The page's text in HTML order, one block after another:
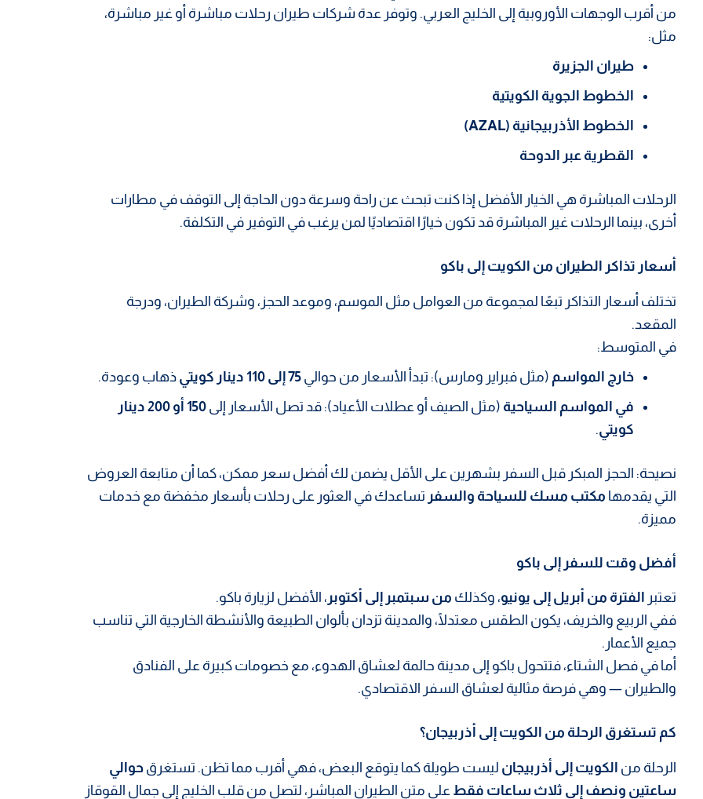
من أقرب الوجهات الأوروبية إلى الخليج العربي. وتوفر عدة شركات طيران رحلات مباشرة أو غير مباشرة،
مثل:
طيران الجزيرة
الخطوط الجوية الكويتية
الخطوط الأذربيجانية (AZAL)
القطرية عبر الدوحة
الرحلات المباشرة هي الخيار الأفضل إذا كنت تبحث عن راحة وسرعة دون الحاجة إلى التوقف في مطارات
أخرى، بينما الرحلات غير المباشرة قد تكون خيارًا اقتصاديًا لمن يرغب في التوفير في التكلفة.
أسعار تذاكر الطيران من الكويت إلى باكو
تختلف أسعار التذاكر تبعًا لمجموعة من العوامل مثل الموسم، وموعد الحجز، وشركة الطيران، ودرجة
المقعد.
في المتوسط:
خارج المواسم (مثل فبراير ومارس): تبدأ الأسعار من حوالي 75 إلى 110 دينار كويتي
ذهاب وعودة.
في المواسم السياحية (مثل الصيف أو عطلات الأعياد): قد تصل الأسعار إلى
150 أو 200 دينار
كويتي.
نصيحة: الحجز المبكر قبل السفر بشهرين على الأقل يضمن لك أفضل سعر ممكن، كما أن متابعة العروض
التي يقدمها مكتب مسك للسياحة والسفر تساعدك في العثور على رحلات بأسعار مخفضة مع خدمات
مميزة.
أفضل وقت للسفر إلى باكو
تعتبر الفترة من أبريل إلى يونيو، وكذلك من سبتمبر إلى أكتوبر ، الأفضل لزيارة باكو.
ففي الربيع والخريف، يكون الطقس معتدلًا، والمدينة تزدان بألوان الطبيعة والأنشطة الخارجية التي تناسب
جميع الأعمار.
أما في فصل الشتاء، فتتحول باكو إلى مدينة حالمة لعشاق الهدوء، مع خصومات كبيرة على الفنادق
والطيران — وهي فرصة مثالية لعشاق السفر الاقتصادي.
كم تستغرق الرحلة من الكويت إلى أذربيجان؟
الرحلة من الكويت إلى أذربيجان ليست طويلة كما يتوقع البعض، فهي أقرب مما تظن. تستغرق حوالي
ساعتين ونصف إلى ثلاث ساعات فقط على متن الطيران المباشر، لتصل من قلب الخليج إلى جمال القوقاز